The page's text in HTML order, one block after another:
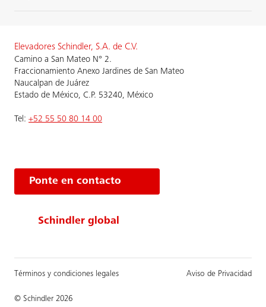
Elevadores Schindler, S.A. de C.V.
Camino a San Mateo N° 2.
Fraccionamiento Anexo Jardines de San Mateo
Naucalpan de Juárez
Estado de México, C.P. 53240, México
Tel: +52 55 50 80 14 00
Ponte en contacto
Schindler global
© Schindler 2026
Términos y condiciones legales Aviso de Privacidad